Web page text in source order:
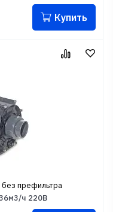
Купить
префильтра
ч 220В